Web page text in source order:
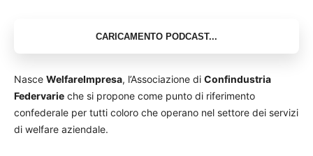
Nasce WelfareImpresa, l’Associazione di Confindustria
Federvarie che si propone come punto di riferimento
confederale per tutti coloro che operano nel settore dei servizi
di welfare aziendale.